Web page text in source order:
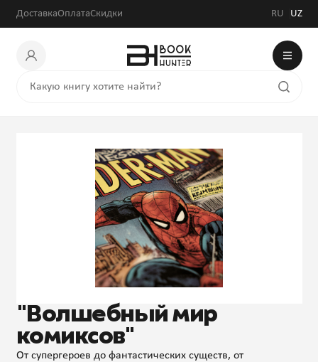
ДоставкаОплатаСкидки RU UZ
"Волшебный мир
комиксов"
От супергероев до фантастических существ, от